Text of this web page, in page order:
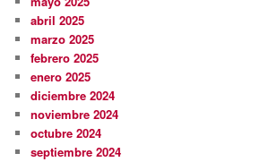
abril 2025
marzo 2025
febrero 2025
enero 2025
diciembre 2024
noviembre 2024
octubre 2024
septiembre 2024